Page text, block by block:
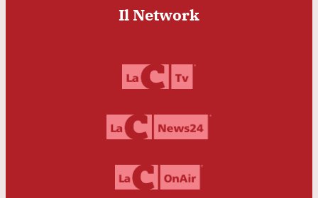
Il Network